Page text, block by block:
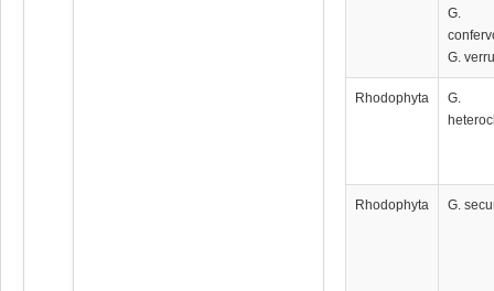
G.
G.
Rhodophyta
G.
Rhodophyta G.